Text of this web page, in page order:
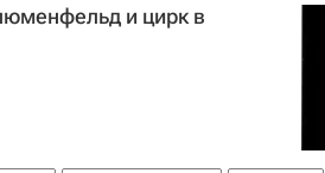
и цирк в